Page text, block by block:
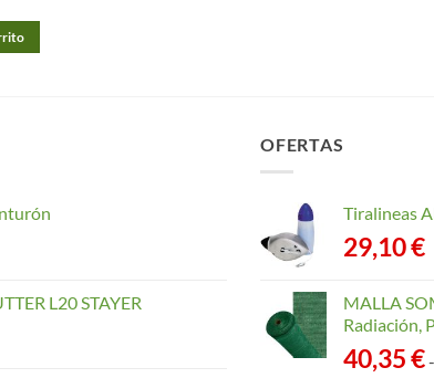
L20 STAYER
OFERTAS
Tiralineas
29,10€
MALLA
Radiación,
40,35€-